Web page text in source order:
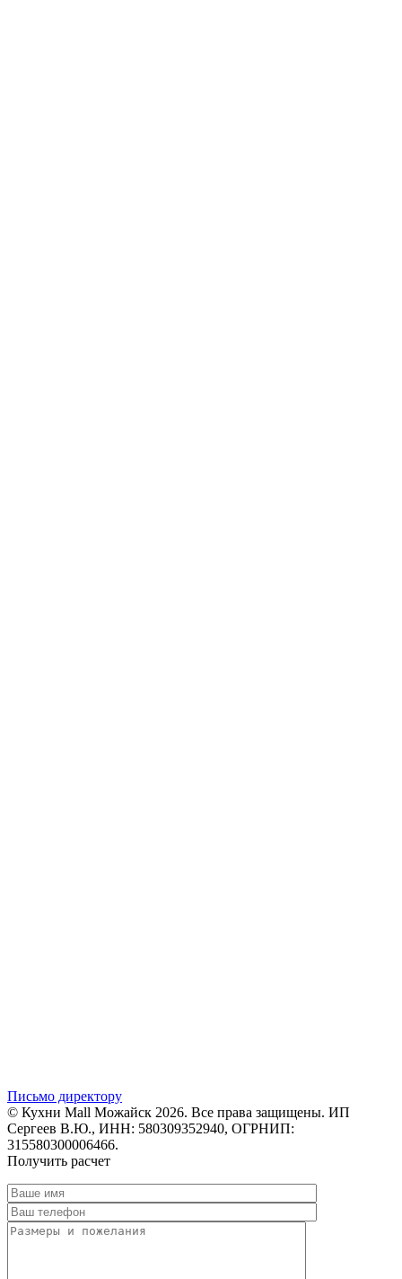
Письмо директору
© Кухни Mall Можайск 2026. Все права защищены. ИП
Сергеев В.Ю., ИНН: 580309352940, ОГРНИП:
315580300006466.
Получить расчет